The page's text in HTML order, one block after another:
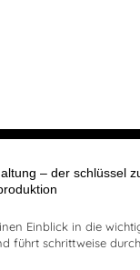
– der schlüssel
Einblick in die
führt schrittweise